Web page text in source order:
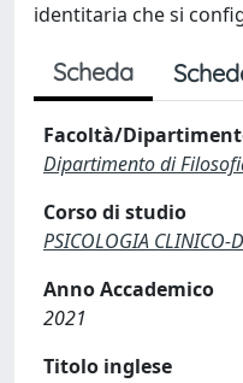
identitaria che si
Scheda
Facoltà/
Dipartimento di
Corso di studio
PSICOLOGIA
Anno Accademico
2021
Titolo inglese